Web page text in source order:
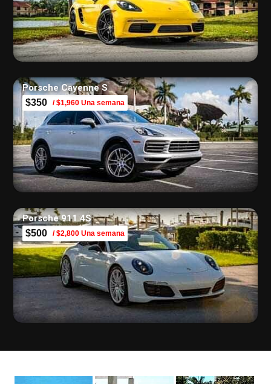
Porsche Cayenne S
$350 / $1,960 Una semana
Porsche 911 4S
$500 / $2,800 Una semana